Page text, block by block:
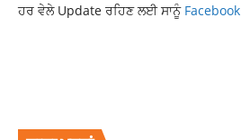
ਹਰ ਵੇਲੇ Update ਰਹਿਣ ਲਈ ਸਾਨੂੰ Facebook